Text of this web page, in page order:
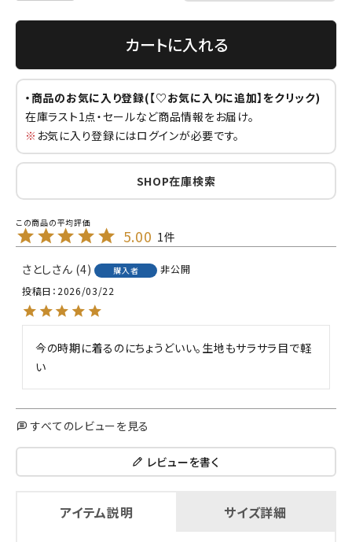
カートに入れる
・商品のお気に入り登録(【♡お気に入りに追加】をクリック)
在庫ラスト1点・セールなど商品情報をお届け。
※ お気に入り登録にはログインが必要です。
SHOP在庫検索
5.00 1
さとし 4 購入者
非公開
投稿日 2026/03/22
今の時期に着るのにちょうどいい。生地もサラサラ目で軽
い
すべてのレビューを見る
レビューを書く
アイテム説明 サイズ詳細